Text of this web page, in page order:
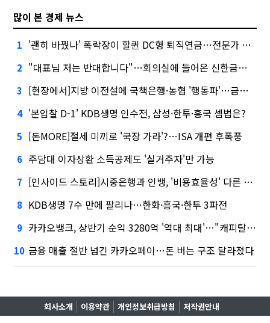
많이 본 경제 뉴스
1 '괜히 바꿨나' 폭락장이 할퀸 DC형 퇴직연금…전문가 조언은
2 "대표님 저는 반대합니다"…회의실에 들어온 신한금융 AI
3 [현장에서]지방 이전설에 국책은행·농협 '행동파'…금감원 '신중모드'
4 '본입찰 D-1' KDB생명 인수전, 삼성·한투·흥국 셈법은?
5 [돈MORE]절세 미끼로 '국장 가라'?…ISA 개편 후폭풍
6 주담대 이자상환 소득공제도 '실거주자'만 가능
7 [인사이드 스토리]시중은행과 인뱅, '비용효율성' 다른 잣대 왜?
8 KDB생명 7수 만에 팔리나…한화·흥국·한투 3파전
9 카카오뱅크, 상반기 순익 3280억 '역대 최대'…"캐피탈, 자산 1조원 이상"
10 금융 매출 절반 넘긴 카카오페이…돈 버는 구조 달라졌다
회사소개 이용약관 개인정보취급방침 저작권안내